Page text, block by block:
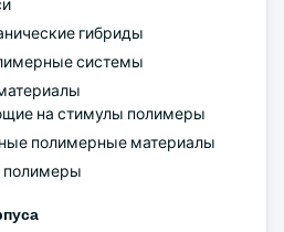
гибриды
системы
на стимулы полимеры
полимерные материалы
полимеры